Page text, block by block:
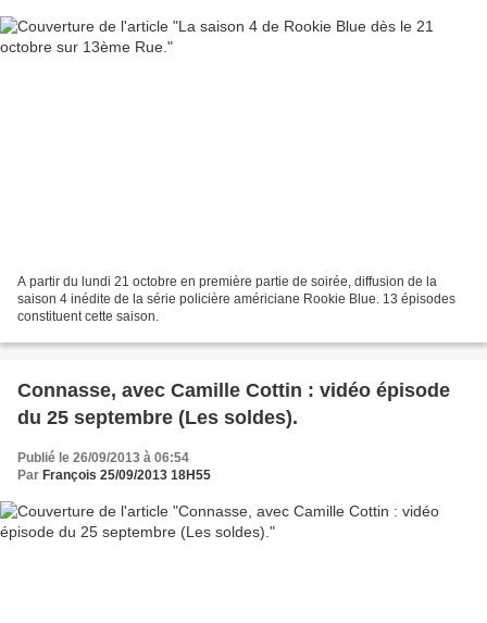
A partir du lundi 21 octobre en première partie de soirée, diffusion de la
saison 4 inédite de la série policière américiane Rookie Blue. 13 épisodes
constituent cette saison.
Connasse, avec Camille Cottin : vidéo épisode
du 25 septembre (Les soldes).
Publié le 26/09/2013 à 06:54
Par François 25/09/2013 18H55